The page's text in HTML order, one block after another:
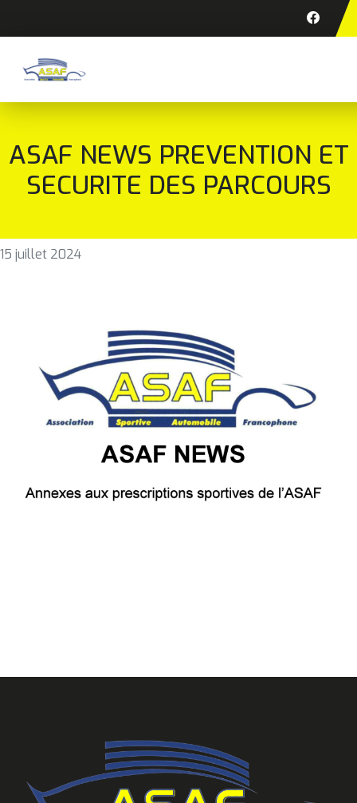
ASAF NEWS PREVENTION ET
SECURITE DES PARCOURS
15 juillet 2024